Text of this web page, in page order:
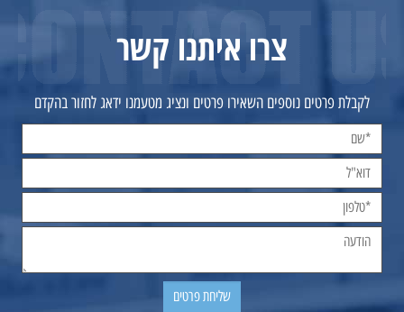
צרו איתנו קשר
לקבלת פרטים נוספים השאירו פרטים ונציג מטעמנו ידאג לחזור בהקדם